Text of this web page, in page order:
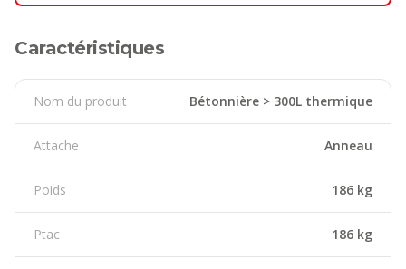
Caractéristiques
Nom du produit Bétonnière > 300L thermique
Attache Anneau
Poids 186 kg
Ptac 186 kg